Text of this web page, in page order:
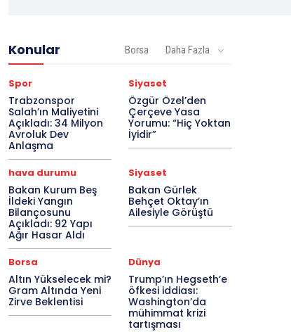
Konular Borsa Daha Fazla
Spor
Trabzonspor
Salah’ın Maliyetini
Açıkladı: 34 Milyon
Avroluk Dev
Anlaşma
Siyaset
Özgür Özel’den
Çerçeve Yasa
Yorumu: “Hiç Yoktan
İyidir”
hava durumu
Bakan Kurum Beş
İldeki Yangın
Bilançosunu
Açıkladı: 92 Yapı
Ağır Hasar Aldı
Siyaset
Bakan Gürlek
Behçet Oktay’ın
Ailesiyle Görüştü
Borsa
Altın Yükselecek mi?
Gram Altında Yeni
Zirve Beklentisi
Dünya
Trump’ın Hegseth’e
öfkesi iddiası:
Washington’da
mühimmat krizi
tartışması